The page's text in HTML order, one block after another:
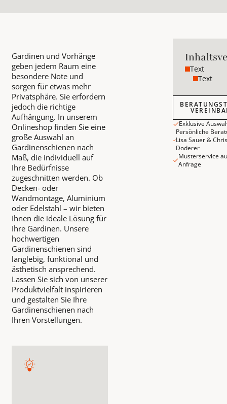
Gardinen und Vorhänge
geben jedem Raum eine
besondere Note und
sorgen für etwas mehr
Privatsphäre. Sie erfordern
jedoch die richtige
Aufhängung. In unserem
Onlineshop finden Sie eine
große Auswahl an
Gardinenschienen nach
Maß, die individuell auf
Ihre Bedürfnisse
zugeschnitten werden. Ob
Decken- oder
Wandmontage, Aluminium
oder Edelstahl – wir bieten
Ihnen die ideale Lösung für
Ihre Gardinen. Unsere
hochwertigen
Gardinenschienen sind
langlebig, funktional und
ästhetisch ansprechend.
Lassen Sie sich von unserer
Produktvielfalt inspirieren
und gestalten Sie Ihre
Gardinenschienen nach
Ihren Vorstellungen.
Text
Text
Exklusive
Persönliche
Lisa Sauer & Chris
Doderer
Musterservice
Anfrage